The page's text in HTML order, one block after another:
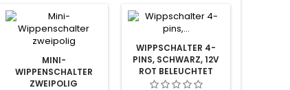
MINI-
WIPPENSCHALTER
ZWEIPOLIG
WIPPSCHALTER 4-
PINS, SCHWARZ, 12V
ROT BELEUCHTET